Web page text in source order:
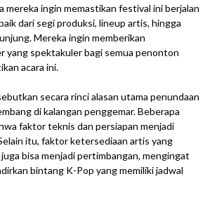
mereka ingin memastikan festival ini berjalan
dari segi produksi, lineup artis, hingga
Mereka ingin memberikan
yang spektakuler bagi semua penonton
acara ini.
secara rinci alasan utama penundaan
di kalangan penggemar. Beberapa
faktor teknis dan persiapan menjadi
itu, faktor ketersediaan artis yang
bisa menjadi pertimbangan, mengingat
bintang K-Pop yang memiliki jadwal